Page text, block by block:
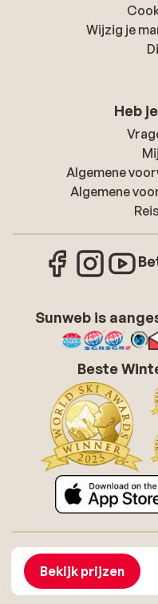
Bekijk prijzen
Wijzig je
Heb
Algemene
Algemene
Sunweb is
Beste
Over
Algemene